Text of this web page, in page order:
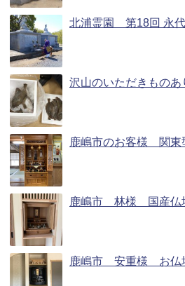
北浦霊園 第18回 永
沢山のいただきものあ
鹿嶋市のお客様 関
鹿嶋市 林様 国産
鹿嶋市 安重様 お